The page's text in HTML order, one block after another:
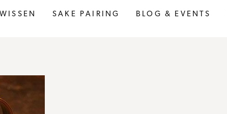
SAKE PAIRING BLOG & EVENTS